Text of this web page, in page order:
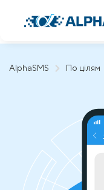
AlphaSMS По цілям